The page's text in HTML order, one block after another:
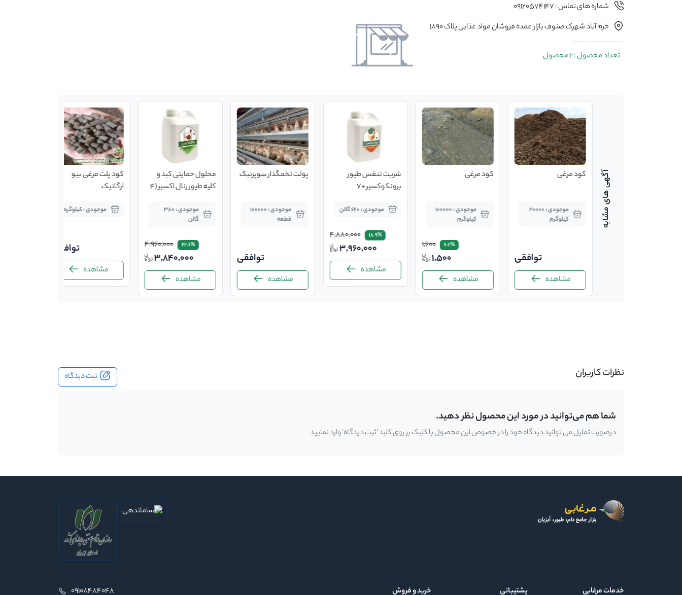
شماره های تماس : 09120574147
خرم آباد شهرک صنوف بازار عمده فروشان مواد غذایی پلاک ۱۸۹۰
تعداد محصول : 2 محصول
کود مرغی
موجودی : 20000
کیلوگرم
توافقی
مشاهده
کود مرغی
موجودی : 100000
کیلوگرم
6.2%
1,600
1,500
مشاهده
شربت تنفس طیور
برونکوکسیر +7
موجودی : 620 گالن
18.9%
4,880,000
3,960,000
مشاهده
پولت تخمگذار سوپرنیک
موجودی : 100000
قطعه
توافقی
مشاهده
محلول حمایتی کبد و
کلیه طیور رنال اکسیر (4
موجودی : 380
گالن
22.6%
4,960,000
3,840,000
مشاهده
کود پلت مرغی بیو
ارگانیک
موجودی : کیلوگرم
توافقی
مشاهده
نظرات کاربران ثبت دیدگاه
شما هم می‌توانید در مورد این محصول نظر دهید.
درصورت تمایل می توانید دیدگاه خود را در خصوص این محصول با کلیک بر روی کلید 'ثبت دیدگاه' وارد نمایید
خدمات مرغابی پشتیبانی خرید و فروش 09108484048